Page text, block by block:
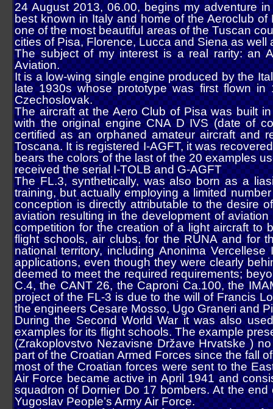
24 August 2013, 06.00, begins my adventure
best known in Italy and home of the Aeroclub
one of the most beautiful areas of the Tuscan
cities of Pisa, Florence, Lucca and Siena as
The subject of my interest is a real rarity: an
Aviation.
It is a low-wing single engine produced by the
late 1930s whose prototype was first flown
Czechoslovak.
The aircraft at the Aero Club of Pisa was built
with the original engine CNA D IVS (date of
certified as an orphaned amateur aircraft and
Toscana. It is registered I-AGFT, it was
bears the colors of the last of the 20 examples
received the serial I-TOLB and G-AGFT
The FL.3, synthetically, was also born as a
training, but actually employing a limited
conception is directly attributable to the desire
aviation resulting in the development of
competition for the creation of a light aircraft to
flight schools, air clubs, for the RUNA and for
national territory, including Anonima
applications, even though they were clearly
deemed to meet the required requirements;
C.4, the CANT 26, the Caproni Ca.100, the
project of the FL-3 is due to the will of Francis
the engineers Cesare Mosso, Ugo Graneri and
During the Second World War it was also
examples for its flight schools. The example
(Zrakoplovstvo Nezavisne Države Hrvatske )
part of the Croatian Armed Forces since the fall
most of the Croatian forces were sent to the
Air Force became active in April 1941 and
squadron of Dornier Do 17 bombers. At the
Yugoslav People’s Army Air Force.